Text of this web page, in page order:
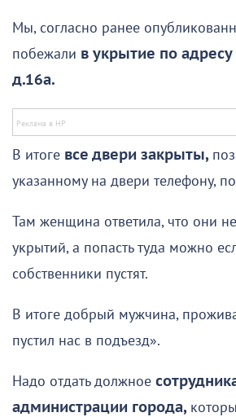
Мы, согласно ранее
побежали в укрытие по адресу
д.16а.
В итоге все двери закрыты,
указанному на двери телефону,
Там женщина ответила, что они
укрытий, а попасть туда можно
собственники пустят.
В итоге добрый мужчина,
пустил нас в подъезд».
Надо отдать должное
администрации города,